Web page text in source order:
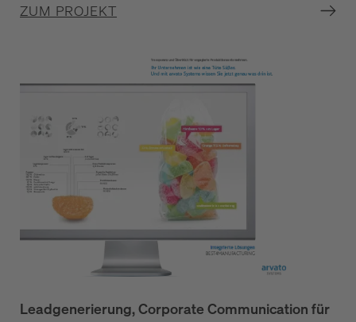
ZUM PROJEKT
Leadgenerierung, Corporate Communication für